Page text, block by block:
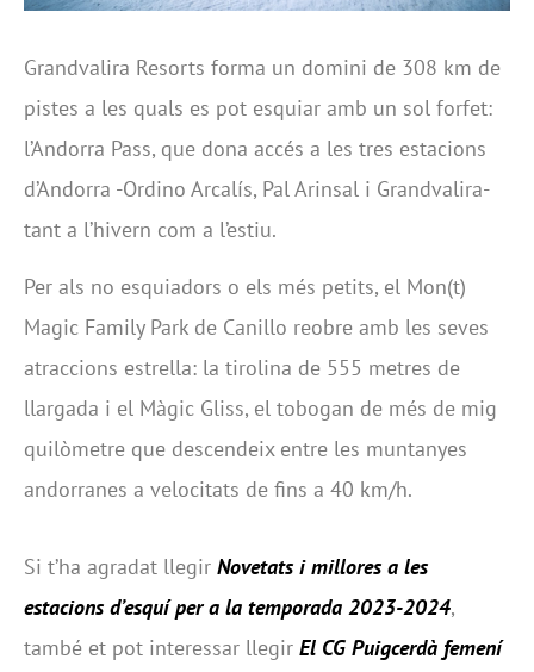
Grandvalira Resorts forma un domini de 308 km de
pistes a les quals es pot esquiar amb un sol forfet:
l’Andorra Pass, que dona accés a les tres estacions
d’Andorra -Ordino Arcalís, Pal Arinsal i Grandvalira-
tant a l’hivern com a l’estiu.
Per als no esquiadors o els més petits, el Mon(t)
Magic Family Park de Canillo reobre amb les seves
atraccions estrella: la tirolina de 555 metres de
llargada i el Màgic Gliss, el tobogan de més de mig
quilòmetre que descendeix entre les muntanyes
andorranes a velocitats de fins a 40 km/h.
Si t’ha agradat llegir Novetats i millores a les
estacions d’esquí per a la temporada 2023-2024,
també et pot interessar llegir El CG Puigcerdà femení